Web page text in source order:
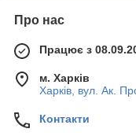
Про нас
Працює з
м. Харків
Харків, вул. Ак.
Контакти